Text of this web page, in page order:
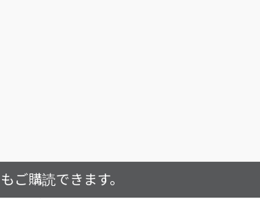
ご購読できます。